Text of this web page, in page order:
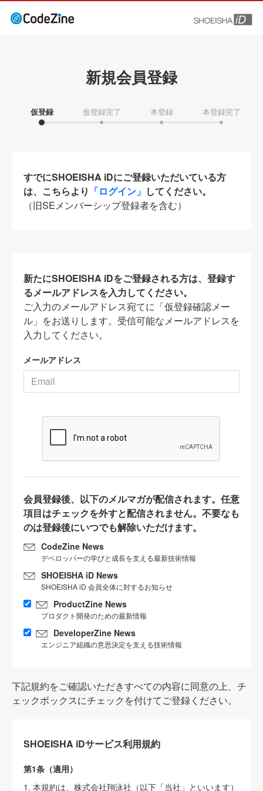
新規会員登録
仮登録 仮登録完了 本登録 本登録完了
すでにSHOEISHA iDにご登録いただいている方
は、こちらより 「ログイン」 してください。
（旧SEメンバーシップ登録者を含む）
新たにSHOEISHA iDをご登録される方は、登録す
るメールアドレスを入力してください。
ご入力のメールアドレス宛てに「仮登録確認メー
ル」をお送りします。受信可能なメールアドレスを
入力してください。
メールアドレス
会員登録後、以下のメルマガが配信されます。任意
項目はチェックを外すと配信されません。不要なも
のは登録後にいつでも解除いただけます。
CodeZine News
デベロッパーの学びと成長を支える最新技術情報
SHOEISHA iD News
SHOEISHA iD 会員全体に対するお知らせ
ProductZine News
プロダクト開発のための最新情報
DeveloperZine News
エンジニア組織の意思決定を支える技術情報
下記規約をご確認いただきすべての内容に同意の上、チ
ェックボックスにチェックを付けてご登録ください。
SHOEISHA iDサービス利用規約
第1条（適用）
1. 本規約は、株式会社翔泳社（以下「当社」といいます）